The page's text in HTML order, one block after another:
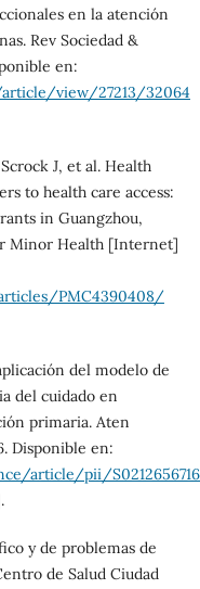
en la atención
Rev Sociedad &
en:
view/27213/32064
J, et al. Health
to health care access:
in Guangzhou,
Minor Health [Internet]
PMC4390408/
del modelo de
del cuidado en
primaria. Aten
Disponible en:
article/pii/
y de problemas de
de Salud Ciudad